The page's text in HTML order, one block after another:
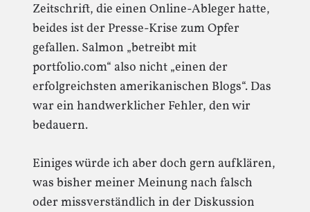
Zeitschrift, die einen Online-Ableger hatte,
beides ist der Presse-Krise zum Opfer
gefallen. Salmon „betreibt mit
portfolio.com“ also nicht „einen der
erfolgreichsten amerikanischen Blogs“. Das
war ein handwerklicher Fehler, den wir
bedauern.
Einiges würde ich aber doch gern aufklären,
was bisher meiner Meinung nach falsch
oder missverständlich in der Diskussion